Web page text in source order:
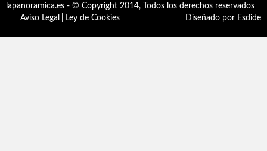
lapanoramica.es - © Copyright 2014, Todos los derechos reservados
Aviso Legal
Ley de Cookies Diseñado por Esdide